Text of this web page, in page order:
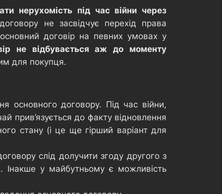
нерухомість під час війни через
не засвідчує перехід права
договір на певних умовах у
не відбувається аж до моменту
для покупця.
основного договору. Під час війни,
прив’язується до факту відновлення
стану (і це ще гірший варіант для
слід долучити згоду другого з
у майбутньому є можливість